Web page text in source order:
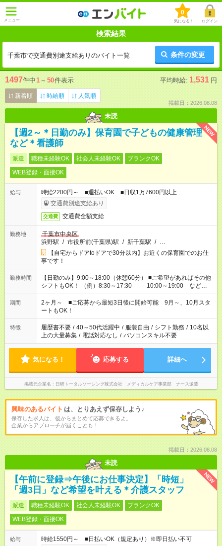
メニュー
0
気になる！ ログイン
検索結果
千葉市で交通費別途支給ありのバイト一覧 条件の変更
1497件中1 ～ 50件表示 平均時給: 1,531 円
新着順 時給順 人気順
掲載日：2026.08.08
未読
NEW
【週2～＊日勤のみ】保育園で子どもの健康管理
など＊看護師
派遣 職種未経験OK 社会人未経験OK
ブランクOK
WEB登録・面接OK
給与
時給2200円～ ■週払いOK ■日収1万7600円以上
交通費別途支給あり
交通費 交通費全額支給
勤務地
千葉市中央区
浜野駅 / 市役所前(千葉県)駅 / 新千葉駅 / …
【自宅からドアtoドアで30分以内】お近くの保育園でのお仕
事です！
勤務時間
【日勤のみ】9:00～18:00（休憩60分） ■ご希望があればその他
シフトもOK！ （例）8:30～17:30 10:00～19:00 など
「家族とお休みを合わせたい」 「余裕を持って夕飯の準備がし
たい」 「できれば残業はしたくない」 など、ご希望があれば教
えてくださいね。 ※Wワーク希望の方へ 今ご覧のお仕事で希望
する勤務時間と、もう1つのお仕事の勤務時間。 合計で週40時
間を超える場合は応募できません
期間
2ヶ月～ ■ご応募から最短3日後に開始可能 9月～、10月スタ
ートもOK！
特徴 履歴書不要 / 40～50代活躍中 / 服装自由 / シフト勤務 / 10名以
上の大量募集 / 電話対応なし / パソコンスキル不要
気になる！ 応募する 詳細へ
掲載元企業名 日研トータルソーシング株式会社 メディカルケア事業部 ナース派遣
興味のあるバイト は、とりあえず保存しよう♪
保存した求人は、後からまとめて応募できるよ。
企業からアプローチが届くことも！
掲載日：2026.08.08
未読
NEW
【午前に登録⇒午後にお仕事決定】「時短」
「週3日」など希望を叶える＊介護スタッフ
派遣 職種未経験OK 社会人未経験OK
ブランクOK
WEB登録・面接OK
給与
時給1550円～ ■日払いOK（規定あり）※即日払い不可